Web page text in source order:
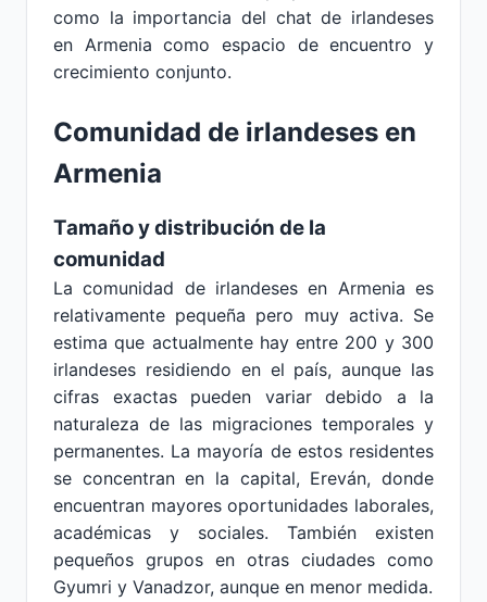
como la importancia del chat de irlandeses
en Armenia como espacio de encuentro y
crecimiento conjunto.
Comunidad de irlandeses en
Armenia
Tamaño y distribución de la
comunidad
La comunidad de irlandeses en Armenia es
relativamente pequeña pero muy activa. Se
estima que actualmente hay entre 200 y 300
irlandeses residiendo en el país, aunque las
cifras exactas pueden variar debido a la
naturaleza de las migraciones temporales y
permanentes. La mayoría de estos residentes
se concentran en la capital, Ereván, donde
encuentran mayores oportunidades laborales,
académicas y sociales. También existen
pequeños grupos en otras ciudades como
Gyumri y Vanadzor, aunque en menor medida.